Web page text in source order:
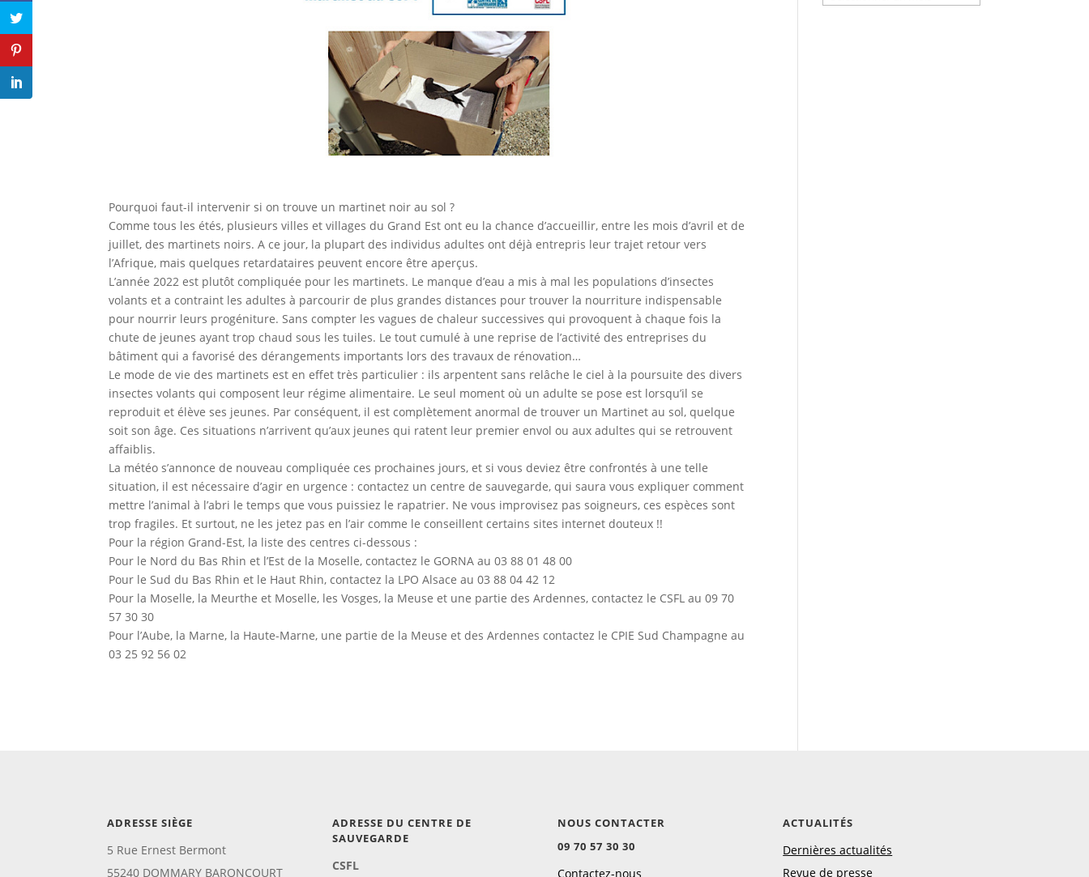
Pourquoi faut-il intervenir si on trouve un martinet noir au sol ?
Comme tous les étés, plusieurs villes et villages du Grand Est ont eu la chance d’accueillir, entre les mois d’avril et de
juillet, des martinets noirs. A ce jour, la plupart des individus adultes ont déjà entrepris leur trajet retour vers
l’Afrique, mais quelques retardataires peuvent encore être aperçus.
L’année 2022 est plutôt compliquée pour les martinets. Le manque d’eau a mis à mal les populations d’insectes
volants et a contraint les adultes à parcourir de plus grandes distances pour trouver la nourriture indispensable
pour nourrir leurs progéniture. Sans compter les vagues de chaleur successives qui provoquent à chaque fois la
chute de jeunes ayant trop chaud sous les tuiles. Le tout cumulé à une reprise de l’activité des entreprises du
bâtiment qui a favorisé des dérangements importants lors des travaux de rénovation…
Le mode de vie des martinets est en effet très particulier : ils arpentent sans relâche le ciel à la poursuite des divers
insectes volants qui composent leur régime alimentaire. Le seul moment où un adulte se pose est lorsqu’il se
reproduit et élève ses jeunes. Par conséquent, il est complètement anormal de trouver un Martinet au sol, quelque
soit son âge. Ces situations n’arrivent qu’aux jeunes qui ratent leur premier envol ou aux adultes qui se retrouvent
affaiblis.
La météo s’annonce de nouveau compliquée ces prochaines jours, et si vous deviez être confrontés à une telle
situation, il est nécessaire d’agir en urgence : contactez un centre de sauvegarde, qui saura vous expliquer comment
mettre l’animal à l’abri le temps que vous puissiez le rapatrier. Ne vous improvisez pas soigneurs, ces espèces sont
trop fragiles. Et surtout, ne les jetez pas en l’air comme le conseillent certains sites internet douteux !!
Pour la région Grand-Est, la liste des centres ci-dessous :
Pour le Nord du Bas Rhin et l’Est de la Moselle, contactez le GORNA au 03 88 01 48 00
Pour le Sud du Bas Rhin et le Haut Rhin, contactez la LPO Alsace au 03 88 04 42 12
Pour la Moselle, la Meurthe et Moselle, les Vosges, la Meuse et une partie des Ardennes, contactez le CSFL au 09 70
57 30 30
Pour l’Aube, la Marne, la Haute-Marne, une partie de la Meuse et des Ardennes contactez le CPIE Sud Champagne au
03 25 92 56 02
ADRESSE SIÈGE
5 Rue Ernest Bermont
55240 DOMMARY BARONCOURT
ADRESSE DU CENTRE DE
SAUVEGARDE
CSFL
NOUS CONTACTER
09 70 57 30 30
Contactez-nous
ACTUALITÉS
Dernières actualités
Revue de presse